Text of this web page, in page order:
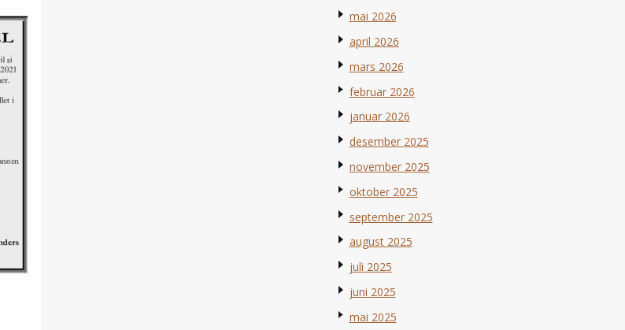
mai 2026
april 2026
mars 2026
februar 2026
januar 2026
desember 2025
november 2025
oktober 2025
september 2025
august 2025
juli 2025
juni 2025
mai 2025